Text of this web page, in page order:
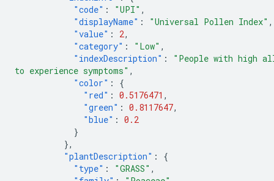
"code" : "UPI" ,
"displayName" : "Universal Pollen Index" ,
"value" : 2,
"category" : "Low" ,
"indexDescription" :
"People with high
to experience symptoms" ,
"color" :
{
"red" : 0.5176471 ,
"green" : 0.8117647,
"blue" : 0.2
}
},
"plantDescription" :
{
"type" : "GRASS" ,